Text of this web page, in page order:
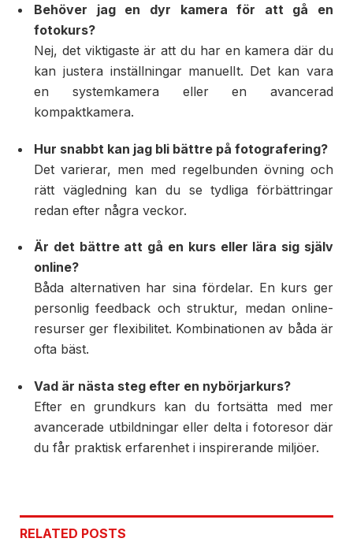
Behöver jag en dyr kamera för att gå en
fotokurs?
Nej, det viktigaste är att du har en kamera där du
kan justera inställningar manuellt. Det kan vara
en systemkamera eller en avancerad
kompaktkamera.
Hur snabbt kan jag bli bättre på fotografering?
Det varierar, men med regelbunden övning och
rätt vägledning kan du se tydliga förbättringar
redan efter några veckor.
Är det bättre att gå en kurs eller lära sig själv
online?
Båda alternativen har sina fördelar. En kurs ger
personlig feedback och struktur, medan online-
resurser ger flexibilitet. Kombinationen av båda är
ofta bäst.
Vad är nästa steg efter en nybörjarkurs?
Efter en grundkurs kan du fortsätta med mer
avancerade utbildningar eller delta i fotoresor där
du får praktisk erfarenhet i inspirerande miljöer.
RELATED POSTS